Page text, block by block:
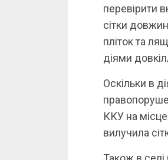
перевірити
сітки
пліток та
діями
Оскільки в
ККУ на місце
вилучила